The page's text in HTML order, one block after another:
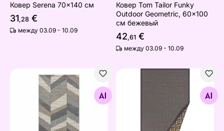
Ковер Serena 70x140 см
31,28 €
между 03.09 - 10.09
Ковер Tom Tailor Funky
Outdoor Geometric, 60x100
см бежевый
42,61 €
между 03.09 - 10.09
Ковер Havanna 80x150 см
Найдите похожие
Ковер Narma
Найдите похожие